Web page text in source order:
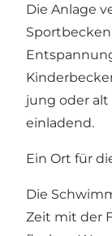
Die Anlage
jung oder alt
einladend.
Ein Ort für
Die
Zeit mit der